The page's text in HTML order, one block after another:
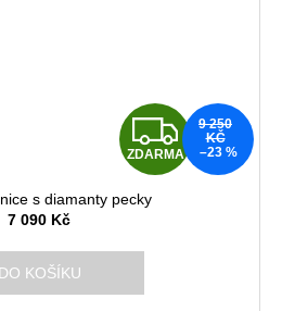
Z
D
ZDARMA
9 250
KČ
–23 %
s diamanty pecky
7 090 Kč
DO KOŠÍKU